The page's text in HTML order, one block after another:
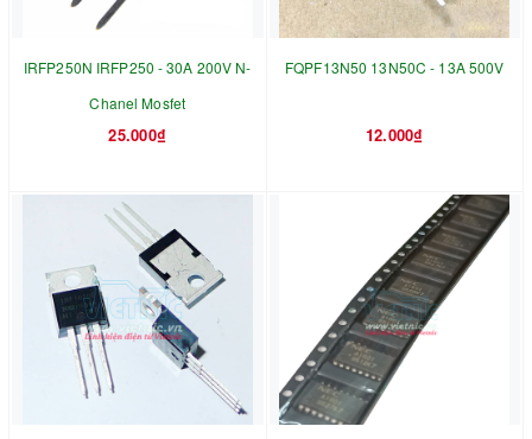
IRFP250N IRFP250 - 30A 200V N-
Chanel Mosfet
25.000₫
FQPF13N50 13N50C - 13A 500V
12.000₫